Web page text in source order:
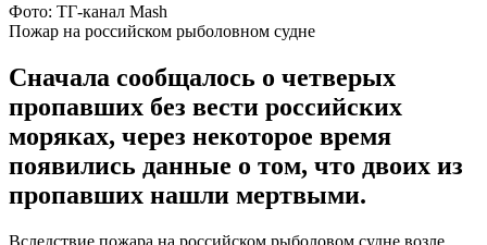
Фото: ТГ-канал Mash
Пожар на российском рыболовном судне
Сначала сообщалось о четверых
пропавших без вести российских
моряках, через некоторое время
появились данные о том, что двоих из
пропавших нашли мертвыми.
Вследствие пожара на российском рыболовом судне возле